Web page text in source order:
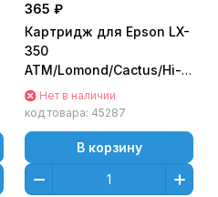
365 ₽
Картридж для Epson LX-
350
АТМ/Lomond/Cactus/Hi-
BlackНет в наличии
код товара: 45287
В корзину